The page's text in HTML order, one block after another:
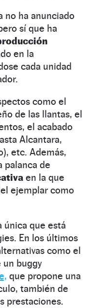
no ha anunciado
sí que ha
en la
cada unidad
como el
de las llantas, el
el acabado
Alcantara,
etc. Además,
palanca de
en la que
ejemplar como
única que está
En los últimos
como el
un buggy
que propone una
también de
prestaciones.